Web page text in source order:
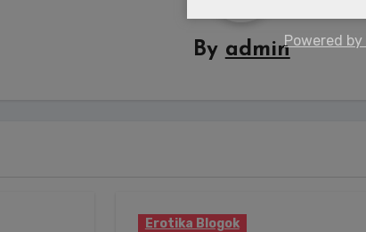
By admin
Erotika Blogok
Powered by